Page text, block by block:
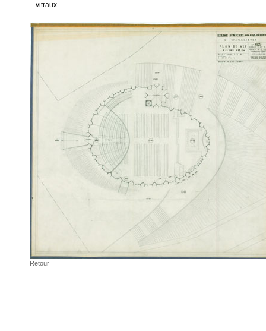
vitraux.
Retour